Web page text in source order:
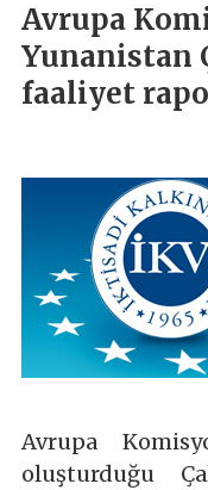
Avrupa
Yunanistan
faaliyet
Avrupa
oluşturduğu